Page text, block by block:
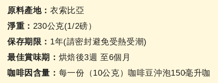
原料產地： 衣索比亞
淨重： 230公克(1/2磅）
保存期限： 1年(請密封避免受熱受潮)
最佳賞味期： 烘焙後3週 至6個月
咖啡因含量： 每一份（10公克）咖啡豆沖泡150毫升咖